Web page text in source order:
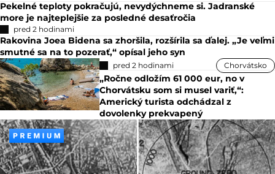
Pekelné teploty pokračujú, nevydýchneme si. Jadranské
more je najteplejšie za posledné desaťročia
pred 2 hodinami
Rakovina Joea Bidena sa zhoršila, rozšírila sa ďalej. „Je veľmi
smutné sa na to pozerať,“ opísal jeho syn
pred 2 hodinami Chorvátsko
„Ročne odložím 61 000 eur, no v
Chorvátsku som si musel variť,“:
Americký turista odchádzal z
dovolenky prekvapený